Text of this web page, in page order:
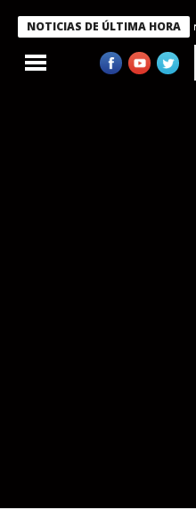
NOTICIAS DE ÚLTIMA HORA
condecora a miembros